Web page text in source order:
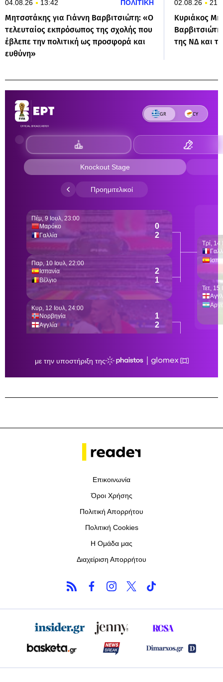
04.08.26 13:42 ΠΟΛΙΤΙΚΗ
Μητσοτάκης για Γιάννη Βαρβιτσιώτη: «Ο
τελευταίος εκπρόσωπος της σχολής που
έβλεπε την πολιτική ως προσφορά και
ευθύνη»
02.08.26
Κυριάκος
της ΝΔ και
Επικοινωνία
Όροι Χρήσης
Πολιτική Απορρήτου
Πολιτική Cookies
Η Ομάδα μας
Διαχείριση Απορρήτου